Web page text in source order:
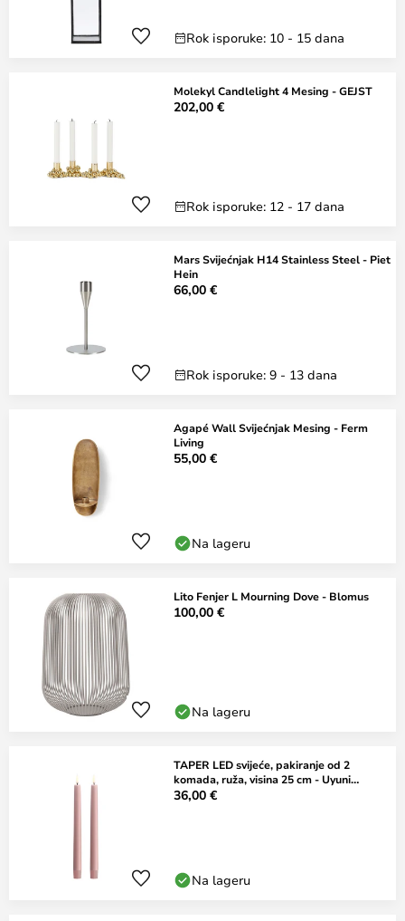
Rok isporuke: 10 - 15 dana
Molekyl Candlelight 4 Mesing - GEJST
202,00 €
Rok isporuke: 12 - 17 dana
Mars Svijećnjak H14 Stainless Steel - Piet
Hein
66,00 €
Rok isporuke: 9 - 13 dana
Agapé Wall Svijećnjak Mesing - Ferm
Living
55,00 €
Na lageru
Lito Fenjer L Mourning Dove - Blomus
100,00 €
Na lageru
TAPER LED svijeće, pakiranje od 2
komada, ruža, visina 25 cm - Uyuni
Lighting
36,00 €
Na lageru